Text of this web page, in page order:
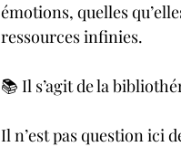
émotions, quelles
ressources infinies.
📚 Il s’agit de la
Il n’est pas question ici